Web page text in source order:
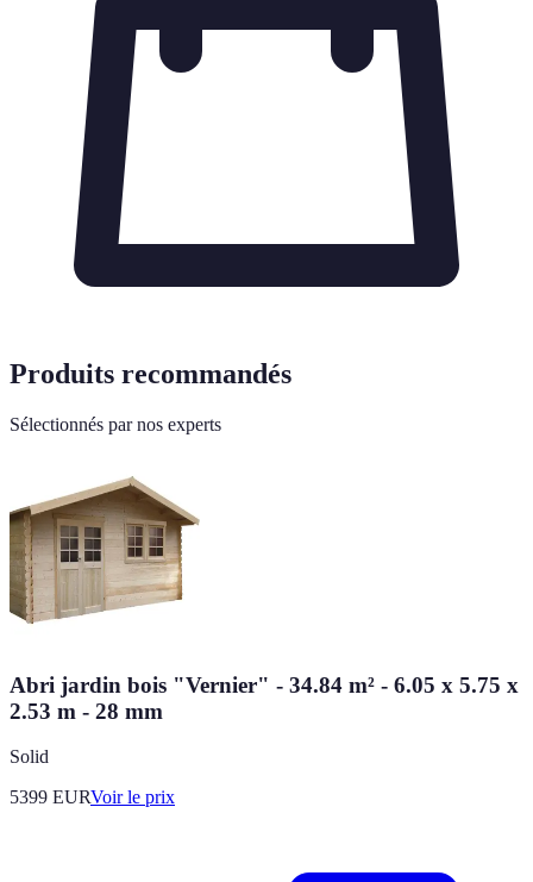
Produits recommandés
Sélectionnés par nos experts
Abri jardin bois "Vernier" - 34.84 m² - 6.05 x 5.75 x
2.53 m - 28 mm
Solid
5399 EURVoir le prix